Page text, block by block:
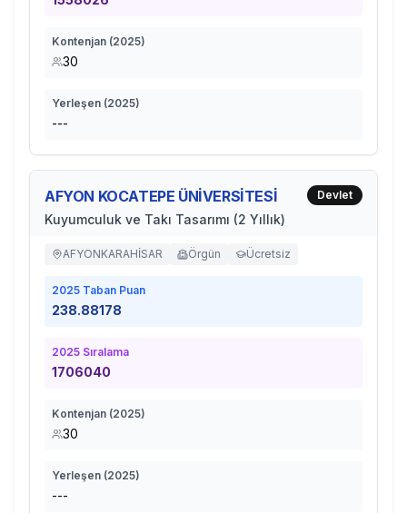
Kontenjan (2025)
30
Yerleşen (2025)
---
AFYON KOCATEPE ÜNİVERSİTESİ
Kuyumculuk ve Takı Tasarımı (2 Yıllık)
Devlet
AFYONKARAHİSAR Örgün Ücretsiz
2025 Taban Puan
238.88178
2025 Sıralama
1706040
Kontenjan (2025)
30
Yerleşen (2025)
---